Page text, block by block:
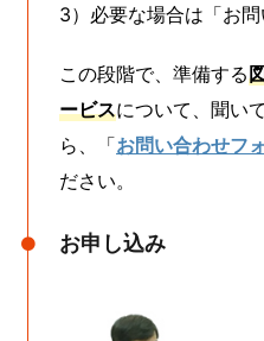
3）必要な場合は「お
この段階で、準備する
ービスについて、聞い
ら、「お問い合わせフ
ださい。
お申し込み